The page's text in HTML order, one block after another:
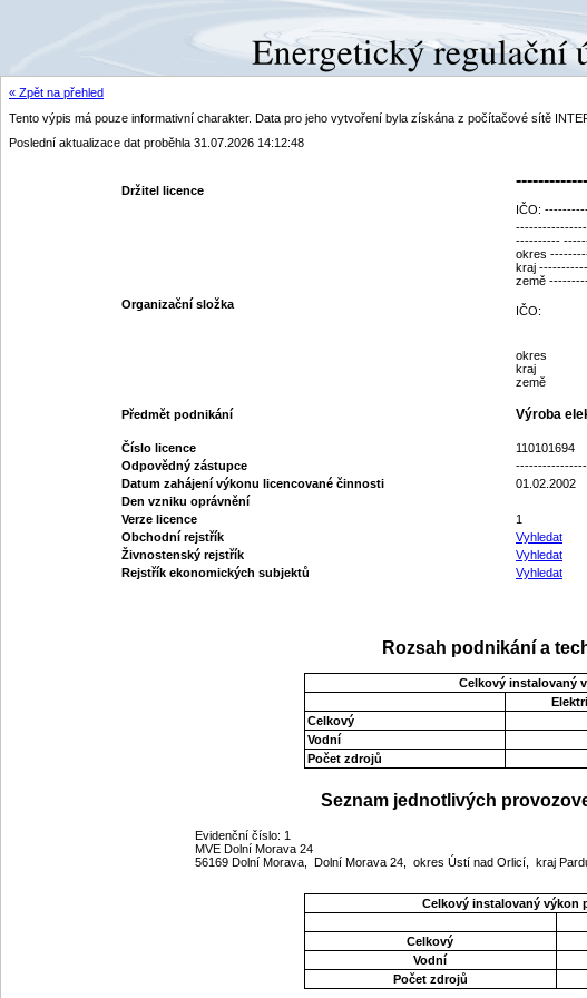
« Zpět na přehled
Tento výpis má pouze informativní charakter. Data pro jeho vytvoření byla získána z počítačové sítě
Poslední aktualizace dat proběhla 31.07.2026 14:12:48
Držitel licence
IČO:
----------
okres
kraj
země
Organizační složka
IČO:
okres
kraj
země
Předmět podnikání Výroba
Číslo licence
110101694
Odpovědný zástupce
Datum zahájení výkonu licencované činnosti
01.02.2002
Den vzniku oprávnění
Verze licence
1
Obchodní rejstřík
Vyhledat
Živnostenský rejstřík
Vyhledat
Rejstřík ekonomických subjektů
Vyhledat
Rozsah podnikání a
Celkový instalovaný
Celkový
Vodní
Počet zdrojů
Seznam jednotlivých
Evidenční číslo: 1
MVE Dolní Morava 24
56169 Dolní Morava, Dolní Morava 24, okres Ústí nad Orlicí, kraj
Celkový instalovaný výkon
Celkový
Vodní
Počet zdrojů